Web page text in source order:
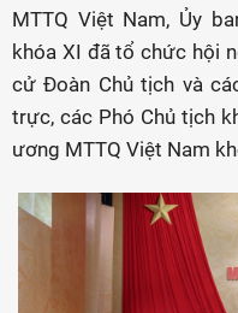
MTTQ Việt Nam, Ủy
khóa XI đã tổ chức hội
cử Đoàn Chủ tịch và
trực, các Phó Chủ tịch
ương MTTQ Việt Nam